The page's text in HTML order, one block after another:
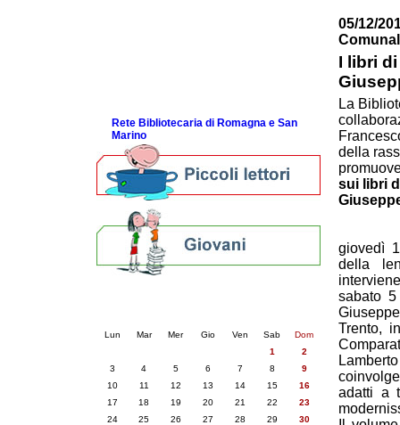
05/12/
I libri
La
della
sui libri
giovedì
della
sabato
Trento,
adatti a
Rete Bibliotecaria di Romagna e San
Marino
Lun Mar Mer Gio Ven Sab
Dom
1
2
3
4 5 6 7 8
9
10
11 12 13 14 15
16
17
18 19 20 21 22
23
24
25 26 27 28 29 30